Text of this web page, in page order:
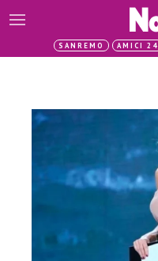
SANREMO AMICI 24